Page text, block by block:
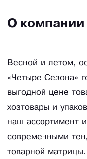
О компании
Весной и летом,
«Четыре Сезона»
выгодной цене
хозтовары и
наш ассортимент
современными
товарной